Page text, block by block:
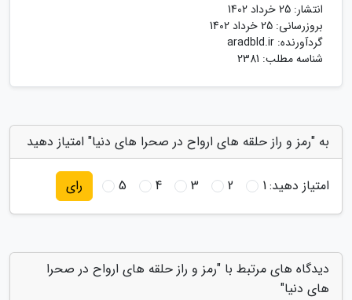
انتشار: 25 خرداد 1402
بروزرسانی: 25 خرداد 1402
گردآورنده: aradbld.ir
شناسه مطلب: 2381
به "رمز و راز حلقه های ارواح در صحرا های دنیا" امتیاز دهید
امتیاز دهید:1
2
3
4
5 رای
دیدگاه های مرتبط با "رمز و راز حلقه های ارواح در صحرا
های دنیا"